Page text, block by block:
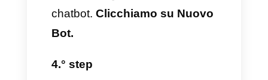
un vantaggio enorme che ci
viene fornito da un chatbot,
poiché questo strumento è